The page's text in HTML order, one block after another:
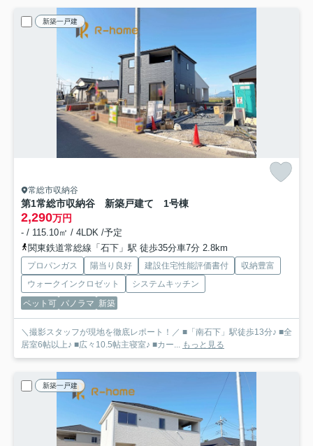
新築一戸建
常総市収納谷
第1常総市収納谷 新築戸建て 1号棟
2,290万円
- / 115.10㎡ / 4LDK /予定
関東鉄道常総線「石下」駅 徒歩35分車7分 2.8km
プロパンガス 陽当り良好 建設住宅性能評価書付
収納豊富
ウォークインクロゼット
システムキッチン
ペット可 パノラマ 新築
＼撮影スタッフが現地を徹底レポート！／ ■「南石下」駅徒歩13分♪ ■全
居室6帖以上♪ ■広々10.5帖主寝室♪ ■カー... もっと見る
新築一戸建